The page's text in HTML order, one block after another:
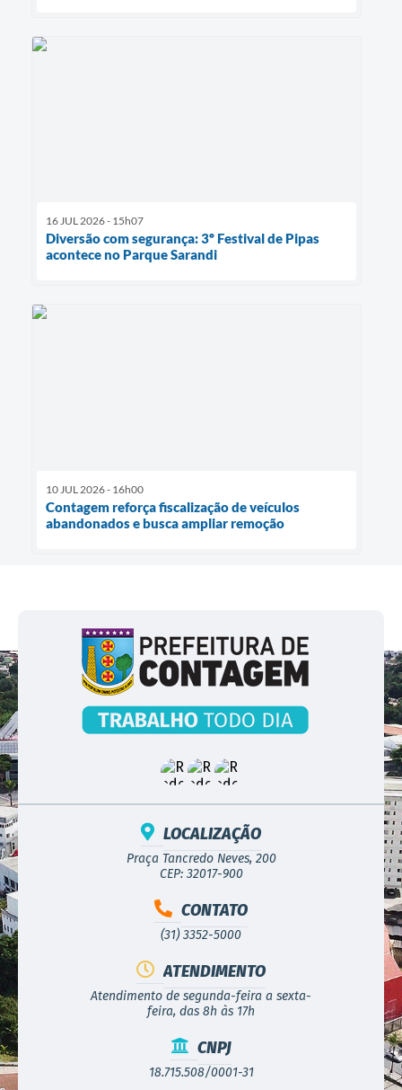
16 JUL 2026 - 15h07
Diversão com segurança: 3º Festival de Pipas
acontece no Parque Sarandi
10 JUL 2026 - 16h00
Contagem reforça fiscalização de veículos
abandonados e busca ampliar remoção
LOCALIZAÇÃO
Praça Tancredo Neves, 200
CEP: 32017-900
CONTATO
(31) 3352-5000
ATENDIMENTO
Atendimento de segunda-feira a sexta-
feira, das 8h às 17h
CNPJ
18.715.508/0001-31